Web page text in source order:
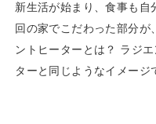
新生活が始まり、食事も自
回の家でこだわった部分が
ントヒーターとは？ ラジ
ターと同じようなイメージ